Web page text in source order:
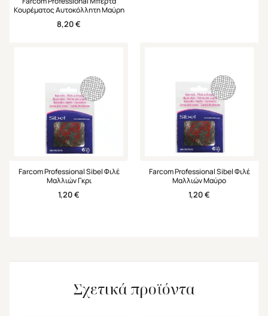
Κουρέματος Αυτοκόλλητη Μαύρη
8,20€
Farcom Professional Sibel Φιλέ
Μαλλιών Γκρι
1,20€
Farcom Professional Sibel Φιλέ
Μαλλιών Μαύρο
1,20€
Σχετικά προϊόντα